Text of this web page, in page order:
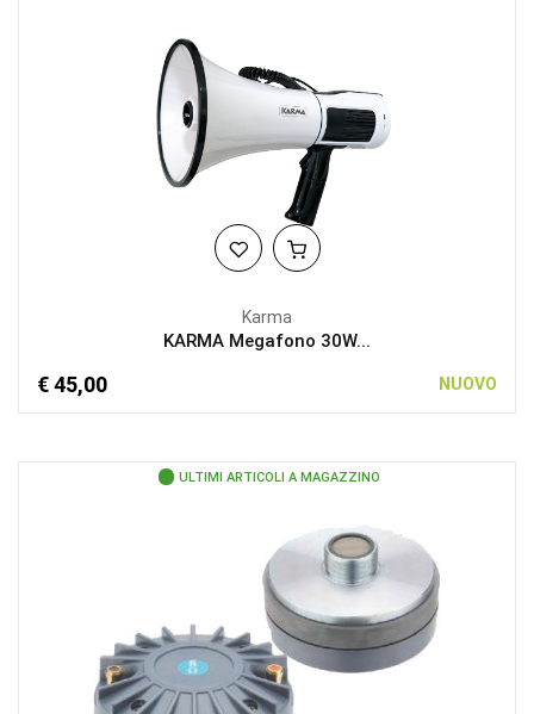
Karma
KARMA Megafono 30W...
€ 45,00 NUOVO
ULTIMI ARTICOLI A MAGAZZINO